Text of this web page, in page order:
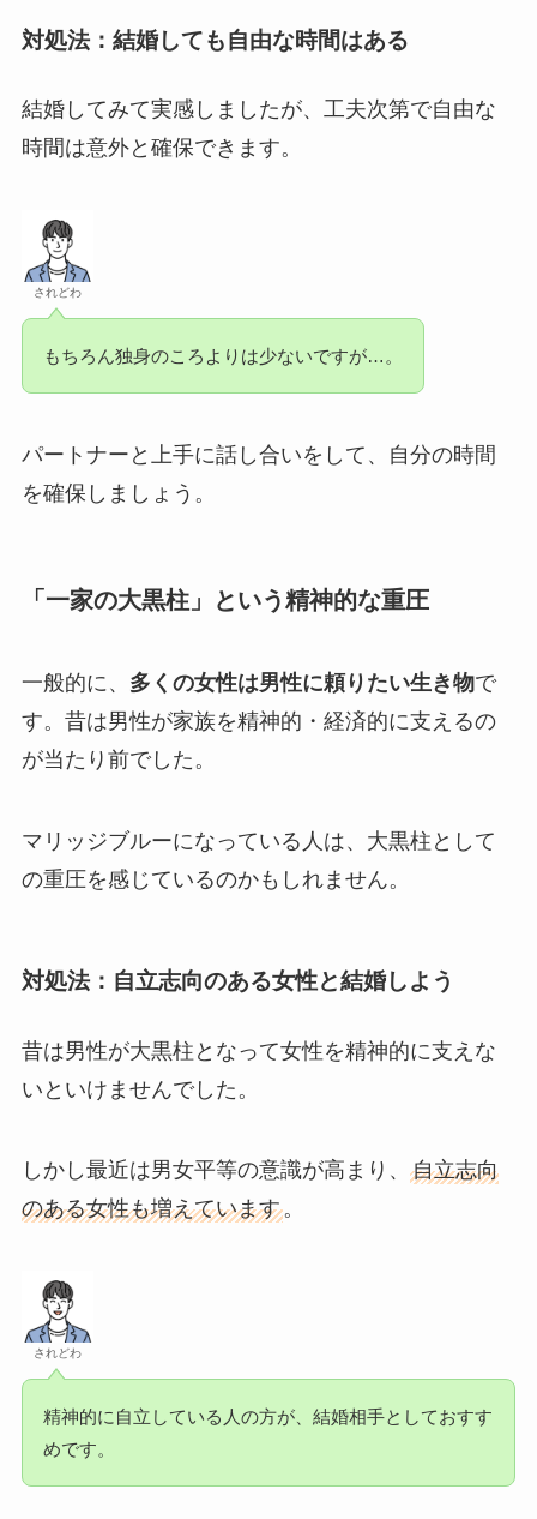
対処法：結婚しても自由な時間はある
結婚してみて実感しましたが、工夫次第で自由な
時間は意外と確保できます。
されどわ
もちろん独身のころよりは少ないですが…。
パートナーと上手に話し合いをして、自分の時間
を確保しましょう。
「一家の大黒柱」という精神的な重圧
一般的に、 多くの女性は男性に頼りたい生き物で
す。昔は男性が家族を精神的・経済的に支えるの
が当たり前でした。
マリッジブルーになっている人は、大黒柱として
の重圧を感じているのかもしれません。
対処法：自立志向のある女性と結婚しよう
昔は男性が大黒柱となって女性を精神的に支えな
いといけませんでした。
しかし最近は男女平等の意識が高まり、 自立志向
のある女性も増えています。
されどわ
精神的に自立している人の方が、結婚相手としておすす
めです。